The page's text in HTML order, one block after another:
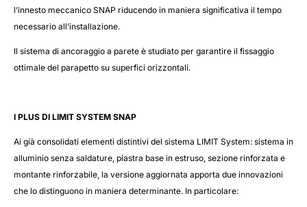
l’innesto meccanico SNAP riducendo in maniera significativa il tempo
necessario all’installazione.
Il sistema di ancoraggio a parete è studiato per garantire il fissaggio
ottimale del parapetto su superfici orizzontali.
I PLUS DI LIMIT SYSTEM SNAP
Ai già consolidati elementi distintivi del sistema LIMIT System: sistema in
alluminio senza saldature, piastra base in estruso, sezione rinforzata e
montante rinforzabile, la versione aggiornata apporta due innovazioni
che lo distinguono in maniera determinante. In particolare: